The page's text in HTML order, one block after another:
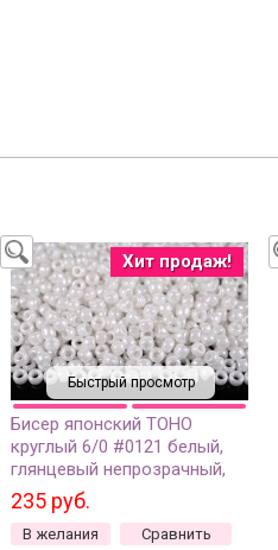
Быстрый просмотр
Хит продаж!
Бисер японский TOHO
круглый 6/0 #0121 белый,
глянцевый непрозрачный,
10 грамм
235 руб.
В желания Сравнить